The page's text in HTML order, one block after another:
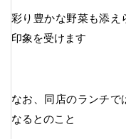
彩り豊かな野菜も添え
印象を受けます
なお、同店のランチで
なるとのこと